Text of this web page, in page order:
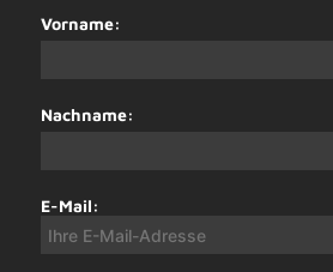
Vorname:
Nachname:
E-Mail: